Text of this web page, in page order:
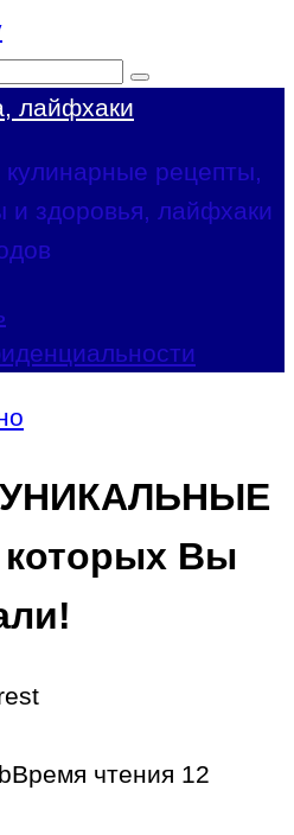
лайфхаки
рецепты,
и здоровья, лайфхаки
УНИКАЛЬНЫЕ
которых Вы
Время чтения 12